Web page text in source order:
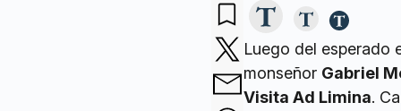
Luego del esperado
monseñor Gabriel
Visita Ad Limina.